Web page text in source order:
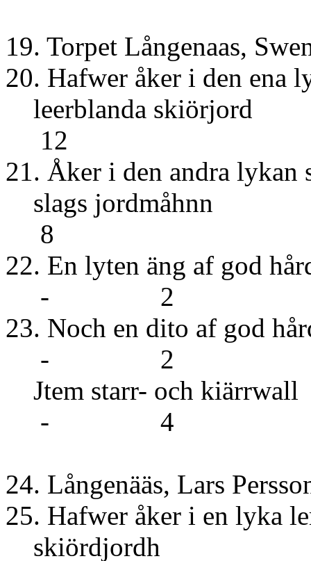
19. Torpet Långenaas,
20. Hafwer åker i den ena
12
21. Åker i den andra lykan
slags
8
22. En lyten
- 2
23. Noch en
- 2
Jtem starr-
- 4
24. Långenääs, Lars
25. Hafwer åker i en lyka